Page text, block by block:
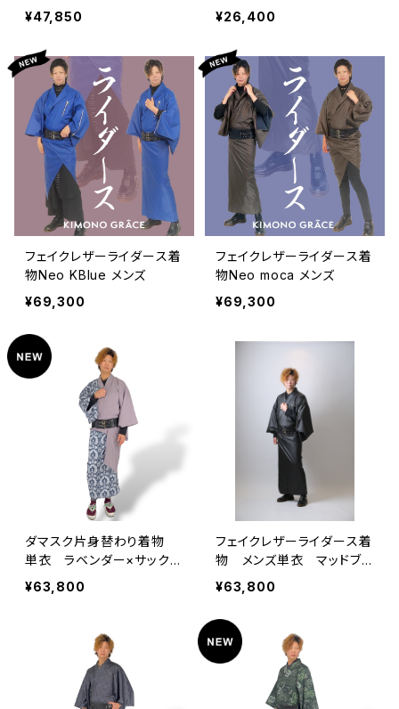
コラボ浴衣 メンズ 麻10
¥47,850
ラボ浴衣 メンズ 綿10
¥26,400
フェイクレザーライダース着
物Neo KBlue メンズ
¥69,300
フェイクレザーライダース着
物Neo moca メンズ
¥69,300
ダマスク片身替わり着物
単衣 ラベンダー×サック
ス メンズ
¥63,800
フェイクレザーライダース着
物 メンズ単衣 マッドブラ
ック[少数生産]
¥63,800